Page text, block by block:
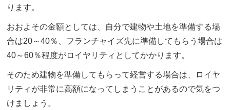
ります。
おおよその金額としては、自分で建物や土地を準備する場
合は20～40％、フランチャイズ先に準備してもらう場合は
40～60％程度がロイヤリティとしてかかります。
そのため建物を準備してもらって経営する場合は、ロイヤ
リティが非常に高額になってしまうことがあるので気をつ
けましょう。